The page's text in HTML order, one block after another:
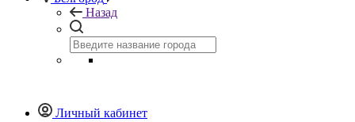
Назад
Личный кабинет